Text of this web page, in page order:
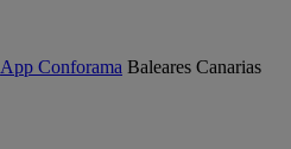
App Conforama Baleares Canarias